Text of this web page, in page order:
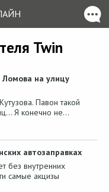
Twin
на улицу
Павон такой
Я конечно не…
автозаправках
без внутренних
самые акцизы